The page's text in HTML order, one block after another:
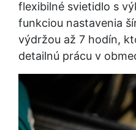
flexibilné svietidlo s
funkciou nastavenia
výdržou až 7 hodín,
detailnú prácu v